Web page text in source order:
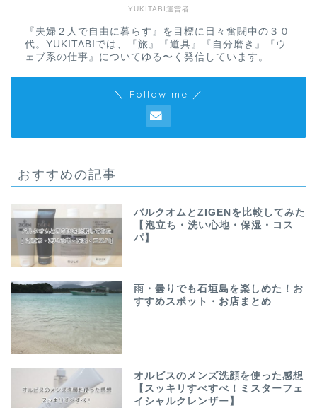
YUKITABI運営者
『夫婦２人で自由に暮らす』を目標に日々奮闘中の３０
代。YUKITABIでは、『旅』『道具』『自分磨き』『ウ
ェブ系の仕事』についてゆる〜く発信しています。
＼ Follow me ／
おすすめの記事
バルクオムとZIGENを比較してみた
【泡立ち・洗い心地・保湿・コス
パ】
雨・曇りでも石垣島を楽しめた！お
すすめスポット・お店まとめ
オルビスのメンズ洗顔を使った感想
【スッキリすべすべ！ミスターフェ
イシャルクレンザー】